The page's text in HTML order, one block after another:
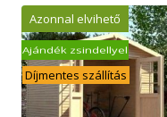
Ajándék zsindellyel
Azonnal elvihető
Díjmentes szállítás